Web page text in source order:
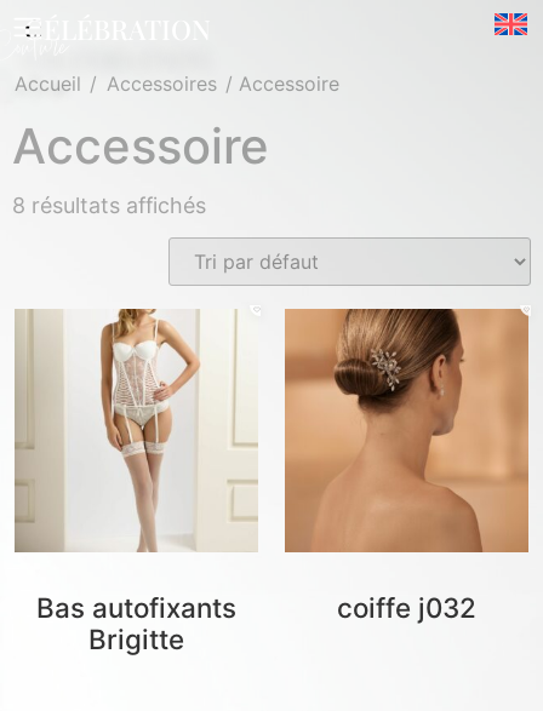
CÉLÉBRATION
Accueil / Accessoires / Accessoire
Accessoire
8 résultats affichés
Bas autofixants
Brigitte
coiffe j032